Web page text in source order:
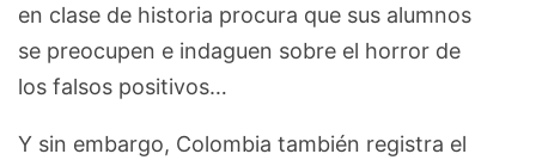
en clase de historia procura que sus alumnos
se preocupen e indaguen sobre el horror de
los falsos positivos…
Y sin embargo, Colombia también registra el